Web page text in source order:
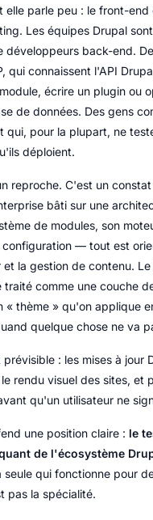
elle parle peu : le front-end
Les équipes Drupal
développeurs back-end.
qui connaissent l'API
écrire un plugin ou
de données. Des gens
qui, pour la plupart, ne
déploient.
reproche. C'est un
bâti sur une
de modules, son
— tout est
et la gestion de contenu.
traité comme une couche
« thème » qu'on applique
quelque chose ne va
: les mises à jour
rendu visuel des sites, et
qu'un utilisateur ne
une position claire : le
de l'écosystème
seule qui fonctionne pour
pas la spécialité.